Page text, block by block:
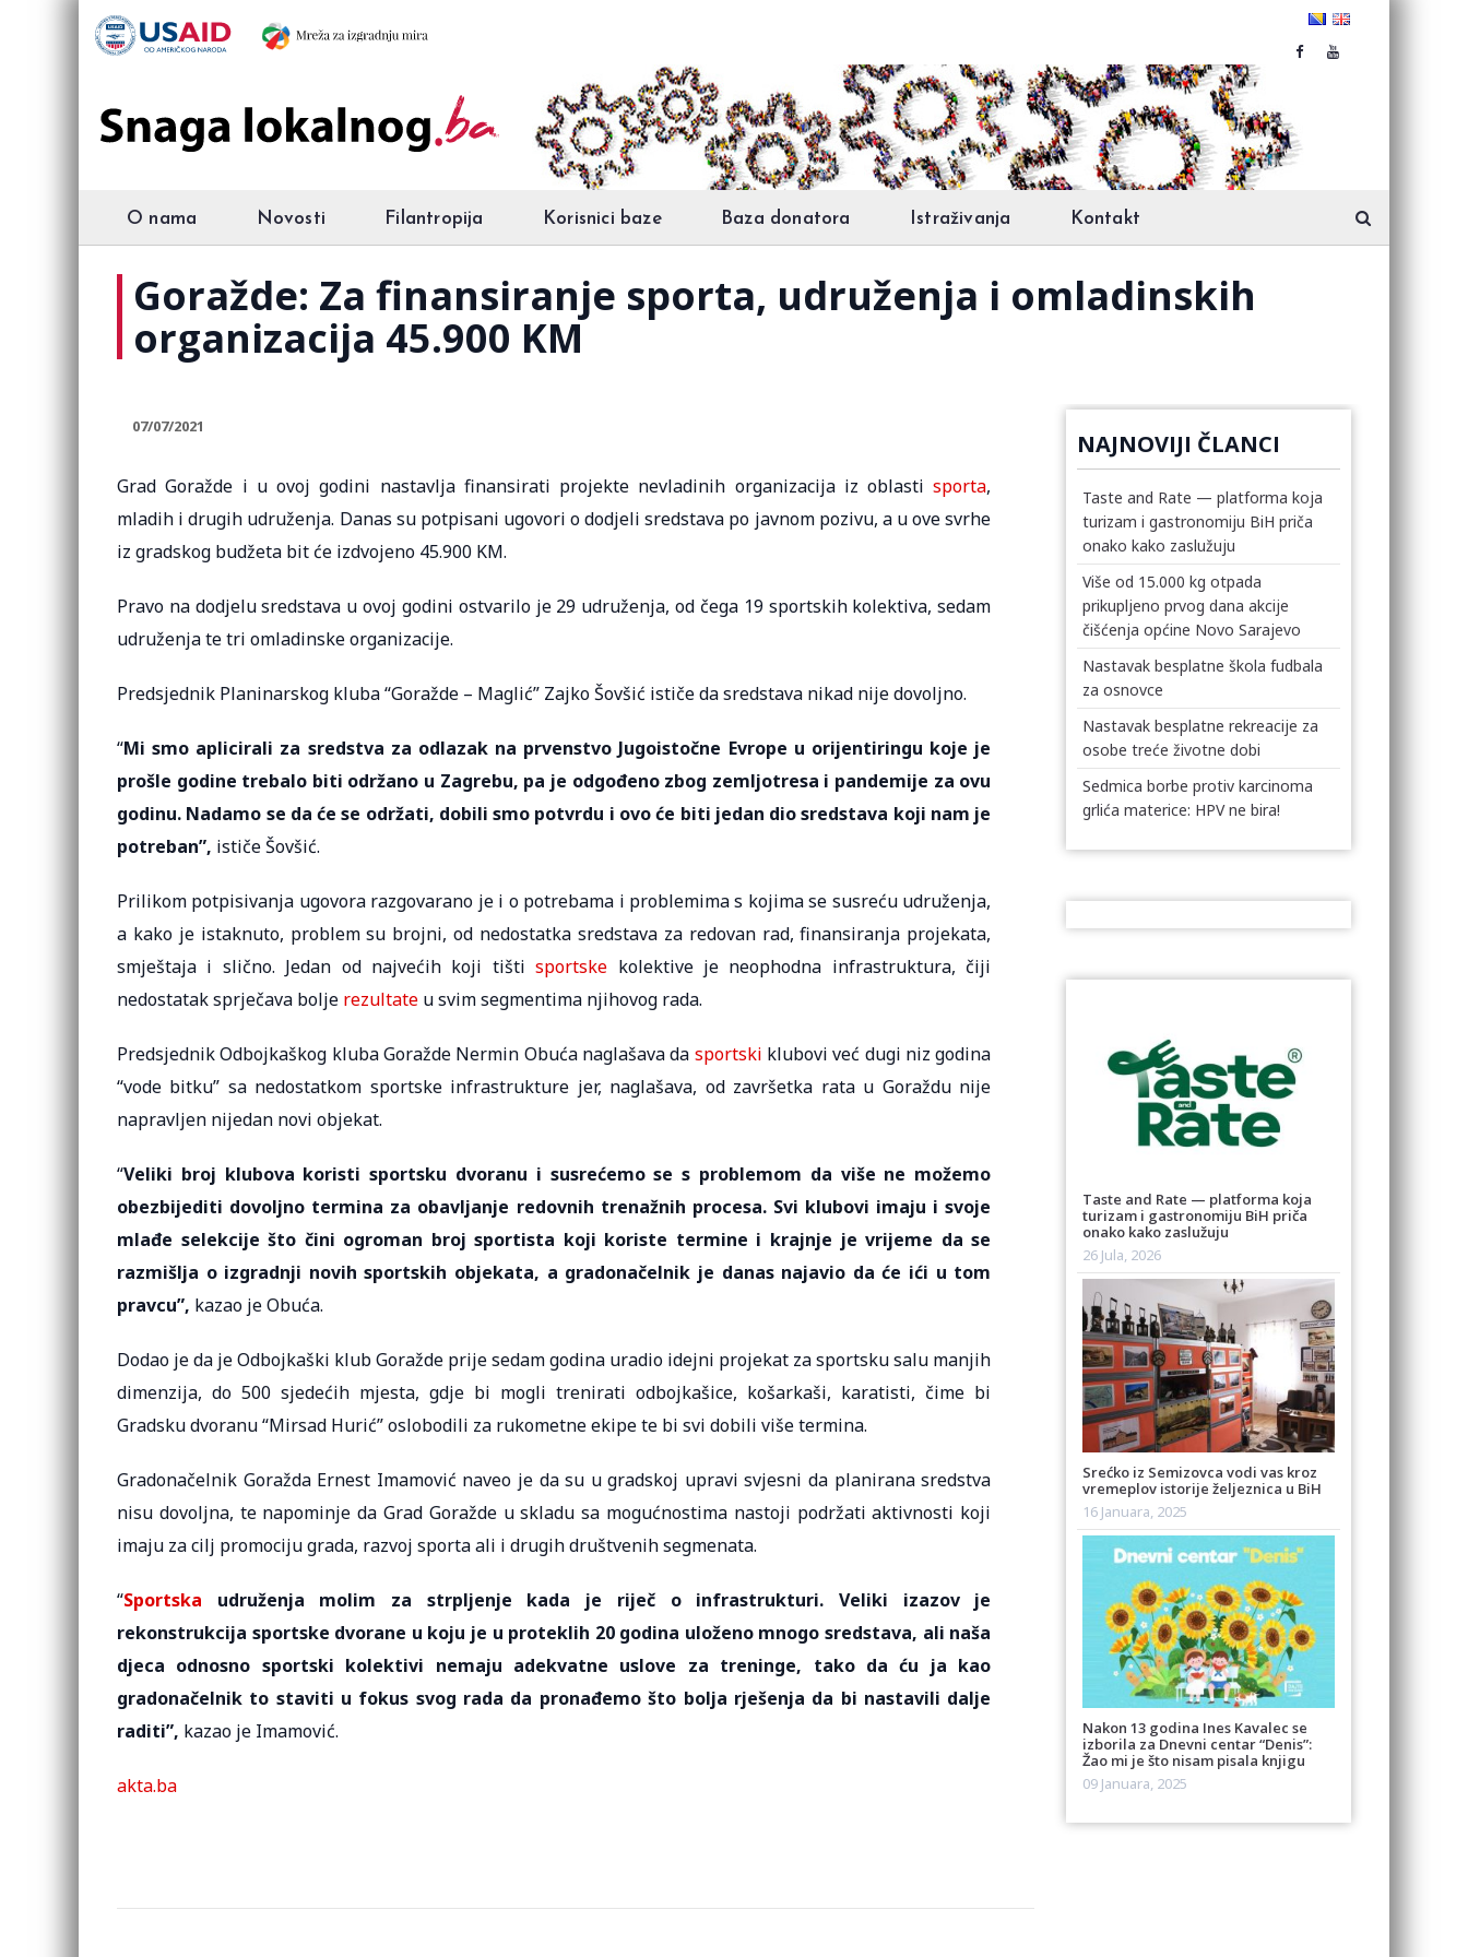
O nama Novosti Filantropija Korisnici baze Baza donatora Istraživanja Kontakt
Goražde: Za finansiranje sporta, udruženja i omladinskih
organizacija 45.900 KM
07/07/2021
Grad Goražde i u ovoj godini nastavlja finansirati projekte nevladinih organizacija iz oblastisporta,
mladih i drugih udruženja. Danas su potpisani ugovori o dodjeli sredstava po javnom pozivu, a u ove svrhe
iz gradskog budžeta bit će izdvojeno 45.900 KM.
Pravo na dodjelu sredstava u ovoj godini ostvarilo je 29 udruženja, od čega 19 sportskih kolektiva, sedam
udruženja te tri omladinske organizacije.
Predsjednik Planinarskog kluba “Goražde – Maglić” Zajko Šovšić ističe da sredstava nikad nije dovoljno.
“Mi smo aplicirali za sredstva za odlazak na prvenstvo Jugoistočne Evrope u orijentiringu koje je
prošle godine trebalo biti održano u Zagrebu, pa je odgođeno zbog zemljotresa i pandemije za ovu
godinu. Nadamo se da će se održati, dobili smo potvrdu i ovo će biti jedan dio sredstava koji nam je
potreban”, ističe Šovšić.
Prilikom potpisivanja ugovora razgovarano je i o potrebama i problemima s kojima se susreću udruženja,
a kako je istaknuto, problem su brojni, od nedostatka sredstava za redovan rad, finansiranja projekata,
smještaja i slično. Jedan od najvećih koji tištisportske kolektive je neophodna infrastruktura, čiji
nedostatak sprječava bolje rezultate u svim segmentima njihovog rada.
Predsjednik Odbojkaškog kluba Goražde Nermin Obuća naglašava da sportski klubovi već dugi niz godina
“vode bitku” sa nedostatkom sportske infrastrukture jer, naglašava, od završetka rata u Goraždu nije
napravljen nijedan novi objekat.
“Veliki broj klubova koristi sportsku dvoranu i susrećemo se s problemom da više ne možemo
obezbijediti dovoljno termina za obavljanje redovnih trenažnih procesa. Svi klubovi imaju i svoje
mlađe selekcije što čini ogroman broj sportista koji koriste termine i krajnje je vrijeme da se
razmišlja o izgradnji novih sportskih objekata, a gradonačelnik je danas najavio da će ići u tom
pravcu”, kazao je Obuća.
Dodao je da je Odbojkaški klub Goražde prije sedam godina uradio idejni projekat za sportsku salu manjih
dimenzija, do 500 sjedećih mjesta, gdje bi mogli trenirati odbojkašice, košarkaši, karatisti, čime bi
Gradsku dvoranu “Mirsad Hurić” oslobodili za rukometne ekipe te bi svi dobili više termina.
Gradonačelnik Goražda Ernest Imamović naveo je da su u gradskoj upravi svjesni da planirana sredstva
nisu dovoljna, te napominje da Grad Goražde u skladu sa mogućnostima nastoji podržati aktivnosti koji
imaju za cilj promociju grada, razvoj sporta ali i drugih društvenih segmenata.
“Sportska udruženja molim za strpljenje kada je riječ o infrastrukturi. Veliki izazov je
rekonstrukcija sportske dvorane u koju je u proteklih 20 godina uloženo mnogo sredstava, ali naša
djeca odnosno sportski kolektivi nemaju adekvatne uslove za treninge, tako da ću ja kao
gradonačelnik to staviti u fokus svog rada da pronađemo što bolja rješenja da bi nastavili dalje
raditi”, kazao je Imamović.
akta.ba
NAJNOVIJI ČLANCI
Taste and Rate — platforma koja
turizam i gastronomiju BiH priča
onako kako zaslužuju
Više od 15.000 kg otpada
prikupljeno prvog dana akcije
čišćenja općine Novo Sarajevo
Nastavak besplatne škola fudbala
za osnovce
Nastavak besplatne rekreacije za
osobe treće životne dobi
Sedmica borbe protiv karcinoma
grlića materice: HPV ne bira!
Taste and Rate — platforma koja
turizam i gastronomiju BiH priča
onako kako zaslužuju
26 Jula, 2026
Srećko iz Semizovca vodi vas kroz
vremeplov istorije željeznica u BiH
16 Januara, 2025
Nakon 13 godina Ines Kavalec se
izborila za Dnevni centar “Denis”:
Žao mi je što nisam pisala knjigu
09 Januara, 2025